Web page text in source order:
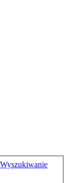
Wyszukiwanie